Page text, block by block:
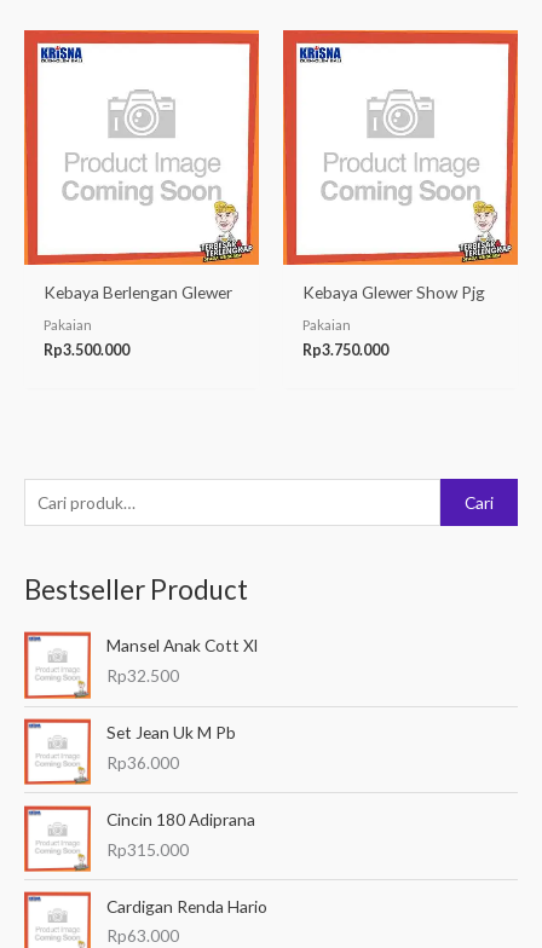
e
c
a
u
n
u
Cari
Bestseller Product
Mansel Anak Cott Xl
Rp32.500
Set Jean Uk M Pb
Rp36.000
Cincin 180 Adiprana
Rp315.000
Cardigan Renda Hario
Rp63.000
Kebaya Berlengan Glewer
Pakaian
Rp3.500.000
Kebaya Glewer Show Pjg
Pakaian
Rp3.750.000